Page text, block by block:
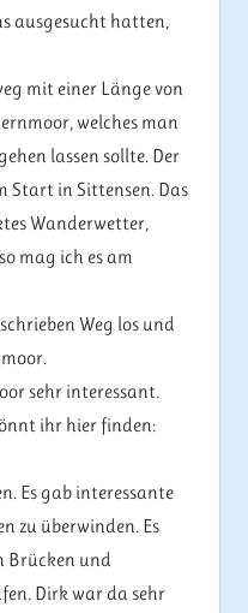
ausgesucht hatten,
mit einer Länge von
welches man
lassen sollte. Der
Start in Sittensen. Das
Wanderwetter,
mag ich es am
Weg los und
sehr interessant.
ihr hier finden:
Es gab interessante
zu überwinden. Es
Brücken und
Dirk war da sehr